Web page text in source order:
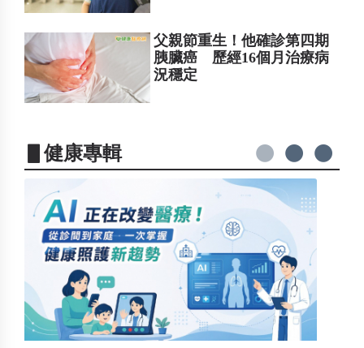
父親節重生！他確診第四期
胰臟癌 歷經16個月治療病
況穩定
▋健康專輯